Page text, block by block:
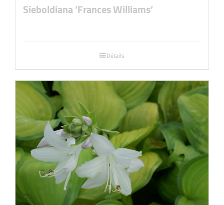
Sieboldiana ‘Frances Williams’
Détails